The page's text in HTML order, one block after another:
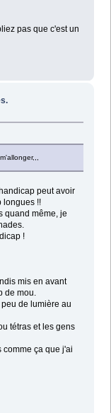
pas que c'est un
peut avoir
longues !!
quand même, je
!
mis en avant
de mou.
de lumière au
tétras et les gens
comme ça que j'ai